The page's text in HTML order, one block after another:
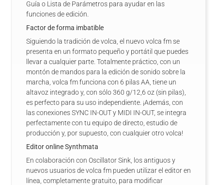
Guía o Lista de Parámetros para ayudar en las
funciones de edición.
Factor de forma imbatible
Siguiendo la tradición de volca, el nuevo volca fm se
presenta en un formato pequeño y portátil que puedes
llevar a cualquier parte. Totalmente práctico, con un
montón de mandos para la edición de sonido sobre la
marcha, volca fm funciona con 6 pilas AA, tiene un
altavoz integrado y, con sólo 360 g/12,6 oz (sin pilas),
es perfecto para su uso independiente. ¡Además, con
las conexiones SYNC IN-OUT y MIDI IN-OUT, se integra
perfectamente con tu equipo de directo, estudio de
producción y, por supuesto, con cualquier otro volca!
Editor online Synthmata
En colaboración con Oscillator Sink, los antiguos y
nuevos usuarios de volca fm pueden utilizar el editor en
línea, completamente gratuito, para modificar